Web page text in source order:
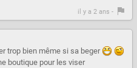
il y a 2 ans -
trop bien même si sa beger
boutique pour les viser